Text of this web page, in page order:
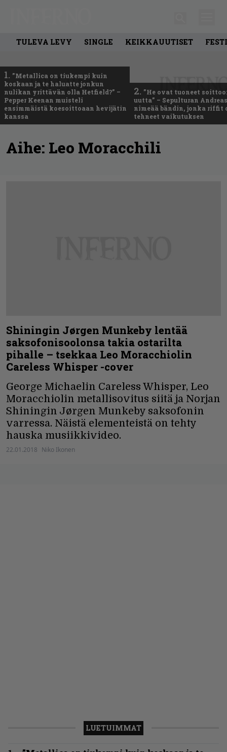
TULEVA LEVY SINGLE KEIKKAUUTISET
1. ”Metallica on tiukempi kuin
koskaan ja te haluatte jonkun
nulikan yrittävän olla Hetfield?” –
Pepper Keenan muisteli
ensimmäistä koesoittoaan hevijätin
kanssa
2. ”He ovat tuoneet
uutta” – Sepulturan
nimeää bändin, jonka riffit
tehneet vaikutuksen
Aihe: Leo Moracchili
Shiningin Jørgen Munkeby lentää
saksofonisoolonsa takia ostarilta
pihalle – tsekkaa Leo Moracchiolin
Careless Whisper -cover
George Michaelin Careless Whisper, Leo
Moracchiolin metallisovitus siitä ja Norjan
Shiningin Jørgen Munkeby saksofonin
varressa. Näistä elementeistä on tehty
hauska musiikkivideo.
22.01.2018 Niko Ikonen
LUETUIMMAT